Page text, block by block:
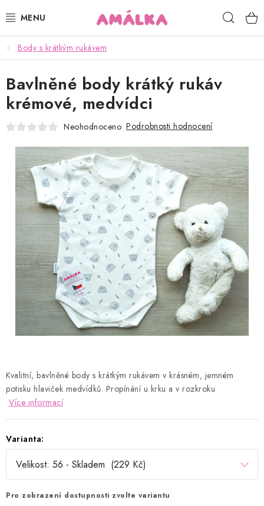
na
KOJENECKÉ, DĚTSKÉ OBLEČENÍ
ČEPICE, RUKAVICE, NÁKRČNÍKY
OSUŠKY, BRYNDÁKY, DEKY, DOPLŇKY
POUKAZY
KONTAKTY
HODNOCENÍ OBCHODU
Kontakty Proč AMÁLKA?
Doprava a platba
Tabulka velikostí
Postup pro vrácení a výměnu
Velkoobchod
Obchodní podmínky
Podmínky ochrany osobních údajů
Body s krátkým rukávem
Kvalitní, bavlněné body s krátkým rukávem v krásném, jemném
potisku hlaviček medvídků. Propínání u krku a v rozkroku
Více informací
Varianta:
Pro zobrazení dostupnosti zvolte variantu
Bavlněné body krátký rukáv
krémové, medvídci
Neohodnoceno Podrobnosti hodnocení